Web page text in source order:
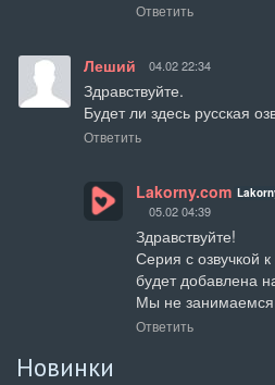
Ответить
Леший 04.02 22:34
Здравствуйте.
Будет ли здесь русская
Ответить
Lakorny.com
05.02 04:39
Здравствуйте!
Серия с озвучкой
будет добавлена
Мы не занимаемся
Ответить
Новинки